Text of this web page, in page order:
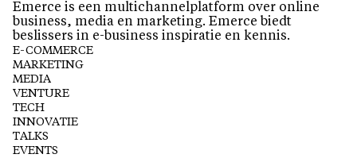
Emerce is een multichannelplatform over online
business, media en marketing. Emerce biedt
beslissers in e-business inspiratie en kennis.
E-COMMERCE
MARKETING
MEDIA
VENTURE
TECH
INNOVATIE
TALKS
EVENTS